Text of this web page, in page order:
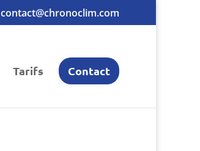
contact@chronoclim.com
Tarifs Contact